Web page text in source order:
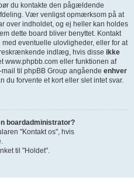
du kontakte den pågældende
Vær venligst opmærksom på at
over indholdet, og ej heller kan holdes
dette board bliver benyttet. Kontakt
eventuelle ulovligheder, eller for at
indlæg, hvis disse ikke
www.phpbb.com eller funktionen af
til phpBB Group angående enhver
du forvente et kort eller slet intet svar.
boardadministrator?
"Kontakt os", hvis
til "Holdet".